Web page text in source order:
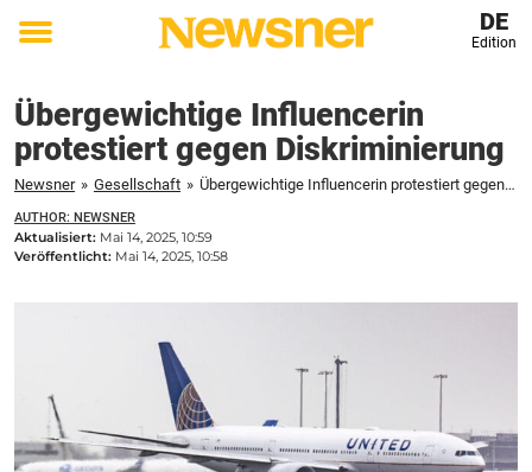
Toggle
DE
Edition
Übergewichtige Influencerin
protestiert gegen Diskriminierung
Newsner » Gesellschaft » Übergewichtige Influencerin protestiert gegen Diskriminierung
AUTHOR: NEWSNER
Aktualisiert: Mai 14, 2025, 10:59
Veröffentlicht: Mai 14, 2025, 10:58